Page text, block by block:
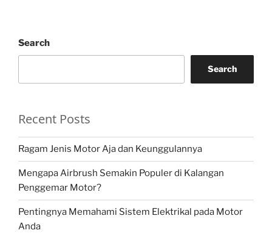
Search
Search
Recent Posts
Ragam Jenis Motor Aja dan Keunggulannya
Mengapa Airbrush Semakin Populer di Kalangan
Penggemar Motor?
Pentingnya Memahami Sistem Elektrikal pada Motor
Anda